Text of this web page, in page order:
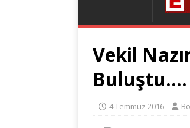
Vekil
Buluştu….
4 Temmuz 2016